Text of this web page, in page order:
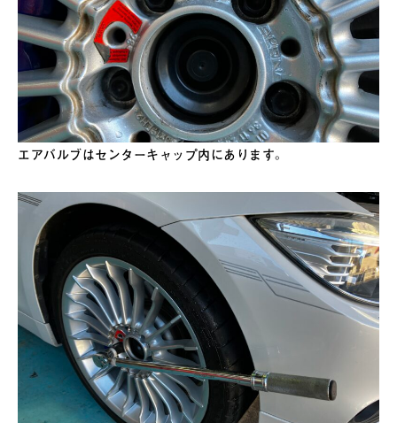
エアバルブはセンターキャップ内にあります。